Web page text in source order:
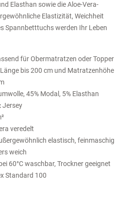
Elasthan sowie die Aloe-Vera-
Elastizität, Weichheit
Spannbetttuchs werden Ihr Leben
für Obermatratzen oder Topper
bis 200 cm und Matratzenhöhe
45% Modal, 5% Elasthan
Jersey
veredelt
elastisch, feinmaschig
weich
bei 60°C waschbar, Trockner geeignet
Standard 100